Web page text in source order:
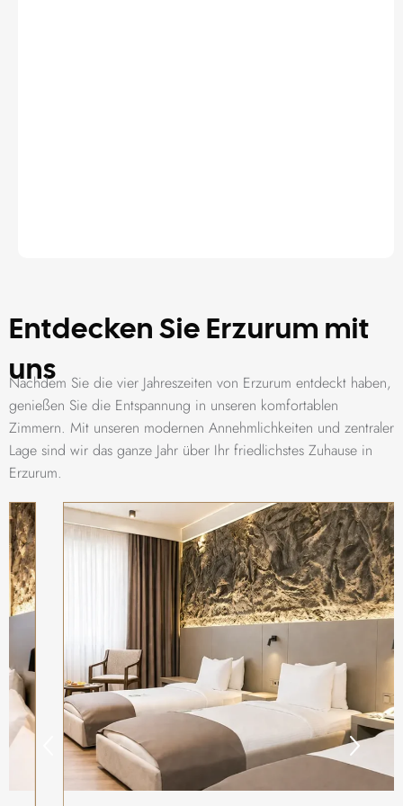
Entdecken Sie Erzurum mit
uns
Nachdem Sie die vier Jahreszeiten von Erzurum entdeckt haben,
genießen Sie die Entspannung in unseren komfortablen
Zimmern. Mit unseren modernen Annehmlichkeiten und zentraler
Lage sind wir das ganze Jahr über Ihr friedlichstes Zuhause in
Erzurum.